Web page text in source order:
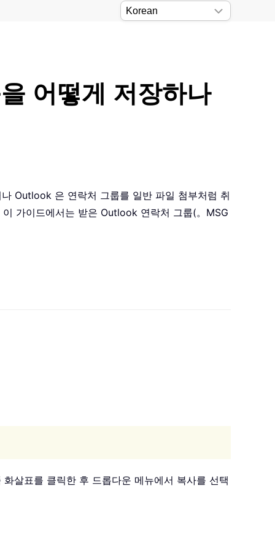
어떻게 저장하나
Outlook 은 연락처 그룹를 일반 파일 첨부처럼 취
가이드에서는 받은 Outlook 연락처 그룹(。MSG
살표를 클릭한 후 드롭다운 메뉴에서 복사를 선택